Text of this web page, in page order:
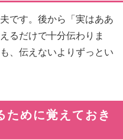
です。後から「実はああ
るだけで十分伝わりま
、伝えないよりずっとい
ために覚えておき